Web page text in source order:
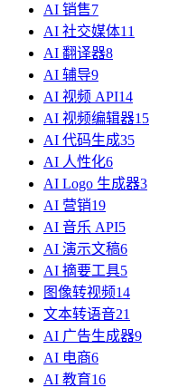
AI 销售7
AI 社交媒体11
AI 翻译器8
AI 辅导9
AI 视频 API14
AI 视频编辑器15
AI 代码生成35
AI 人性化6
AI Logo 生成器3
AI 营销19
AI 音乐 API5
AI 演示文稿6
AI 摘要工具5
图像转视频14
文本转语音21
AI 广告生成器9
AI 电商6
AI 教育16